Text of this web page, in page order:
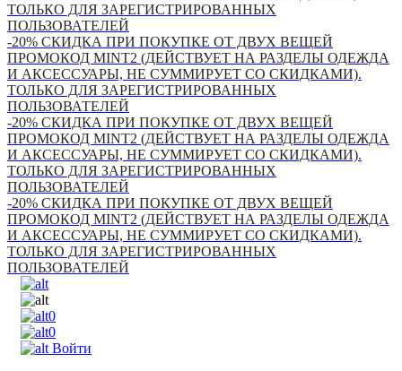
ТОЛЬКО ДЛЯ ЗАРЕГИСТРИРОВАННЫХ
ПОЛЬЗОВАТЕЛЕЙ
-20% СКИДКА ПРИ ПОКУПКЕ ОТ ДВУХ ВЕЩЕЙ
ПРОМОКОД MINT2 (ДЕЙСТВУЕТ НА РАЗДЕЛЫ ОДЕЖДА
И АКСЕССУАРЫ, НЕ СУММИРУЕТ СО СКИДКАМИ).
ТОЛЬКО ДЛЯ ЗАРЕГИСТРИРОВАННЫХ
ПОЛЬЗОВАТЕЛЕЙ
-20% СКИДКА ПРИ ПОКУПКЕ ОТ ДВУХ ВЕЩЕЙ
ПРОМОКОД MINT2 (ДЕЙСТВУЕТ НА РАЗДЕЛЫ ОДЕЖДА
И АКСЕССУАРЫ, НЕ СУММИРУЕТ СО СКИДКАМИ).
ТОЛЬКО ДЛЯ ЗАРЕГИСТРИРОВАННЫХ
ПОЛЬЗОВАТЕЛЕЙ
-20% СКИДКА ПРИ ПОКУПКЕ ОТ ДВУХ ВЕЩЕЙ
ПРОМОКОД MINT2 (ДЕЙСТВУЕТ НА РАЗДЕЛЫ ОДЕЖДА
И АКСЕССУАРЫ, НЕ СУММИРУЕТ СО СКИДКАМИ).
ТОЛЬКО ДЛЯ ЗАРЕГИСТРИРОВАННЫХ
ПОЛЬЗОВАТЕЛЕЙ
0
0
Войти